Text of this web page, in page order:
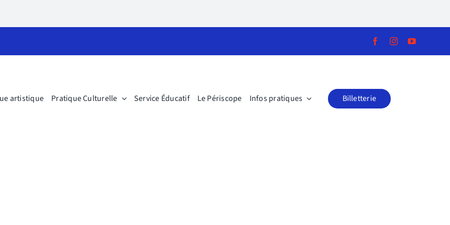
artistique Pratique Culturelle Service Éducatif Le Périscope Infos pratiques Billetterie